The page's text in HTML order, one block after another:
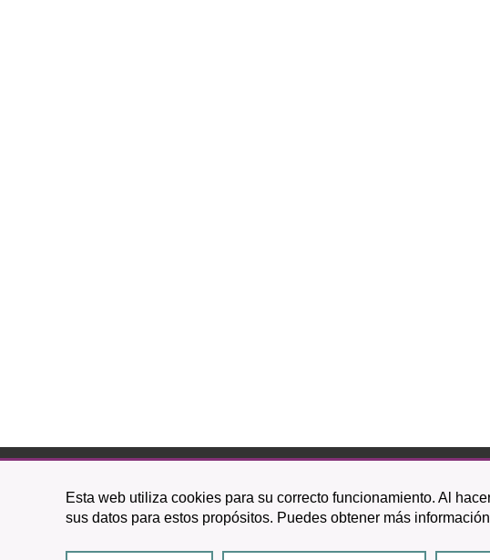
Esta web utiliza cookies para su correcto funcionamiento. Al
sus datos para estos propósitos. Puedes obtener más
38201 La Laguna
922 601 100